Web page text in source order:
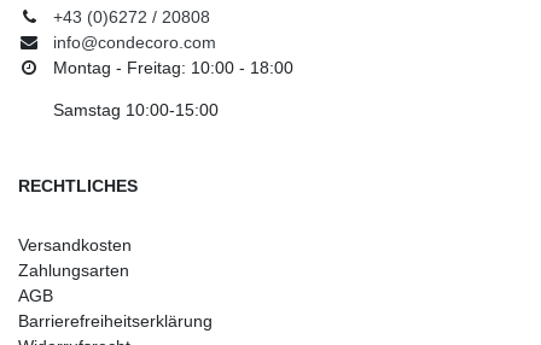
+43 (0)6272 / 20808
info@condecoro.com
Montag - Freitag: 10:00 - 18:00
Samstag 10:00-15:00
RECHTLICHES
Versandkosten
Zahlungsarten
AGB
Barrierefreiheitserklärung